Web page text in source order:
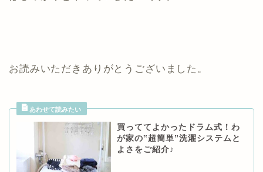
お読みいただきありがとうございました。
買っててよかったドラム式！わ
が家の‟超簡単”洗濯システムと
よさをご紹介♪